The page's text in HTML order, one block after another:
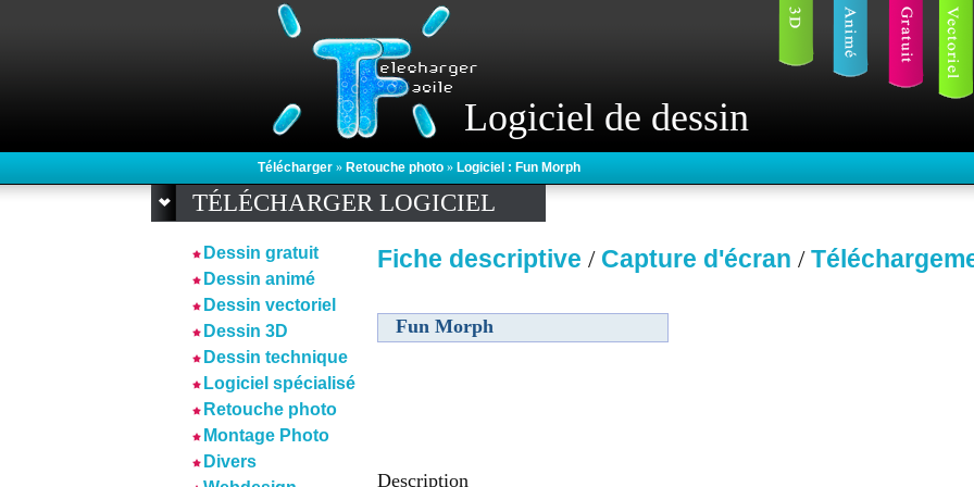
Logiciel de dessin
Télécharger » Retouche photo » Logiciel : Fun Morph
TÉLÉCHARGER LOGICIEL
Dessin gratuit
Dessin animé
Dessin vectoriel
Dessin 3D
Dessin technique
Logiciel spécialisé
Retouche photo
Montage Photo
Divers
Fiche descriptive / Capture d'écran /
Fun Morph
Description